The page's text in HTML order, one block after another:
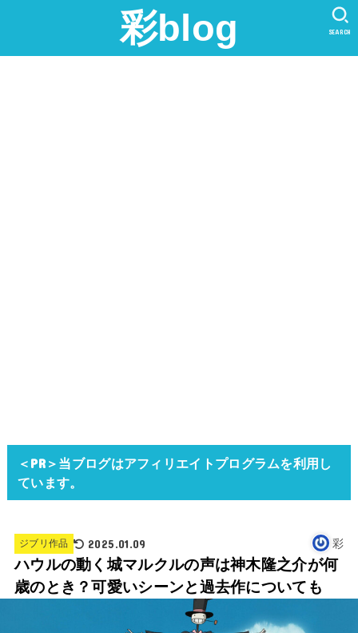
彩blog SEARCH
＜PR＞当ブログはアフィリエイトプログラムを利用し
ています。
ジブリ作品 2025.01.09 彩
ハウルの動く城マルクルの声は神木隆之介が何
歳のとき？可愛いシーンと過去作についても